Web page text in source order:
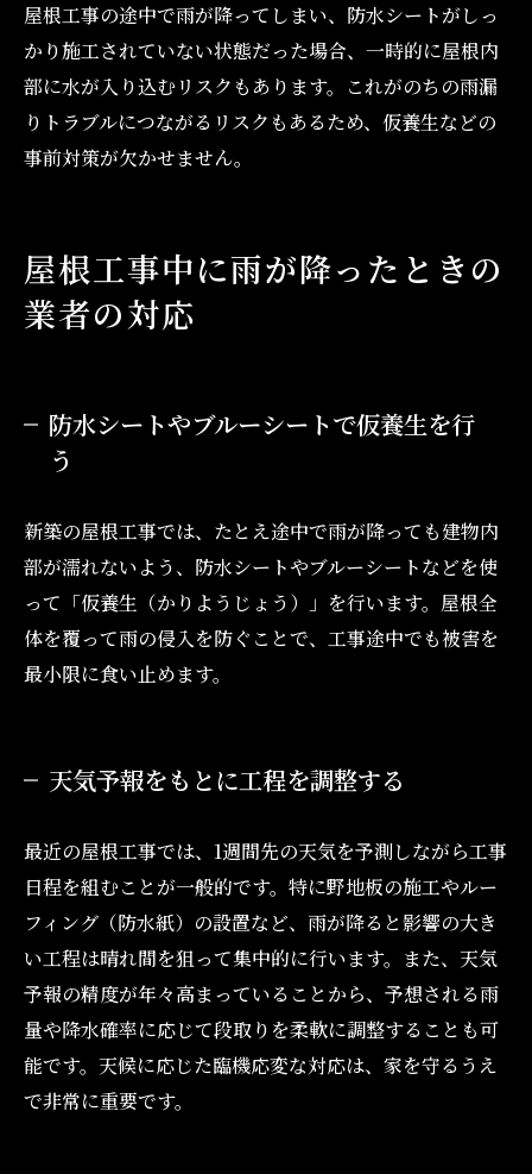
屋根工事の途中で雨が降ってしまい、防水シートがしっ
かり施工されていない状態だった場合、一時的に屋根内
部に水が入り込むリスクもあります。これがのちの雨漏
りトラブルにつながるリスクもあるため、仮養生などの
事前対策が欠かせません。
屋根工事中に雨が降ったときの
業者の対応
防水シートやブルーシートで仮養生を行
う
新築の屋根工事では、たとえ途中で雨が降っても建物内
部が濡れないよう、防水シートやブルーシートなどを使
って「仮養生（かりようじょう）」を行います。屋根全
体を覆って雨の侵入を防ぐことで、工事途中でも被害を
最小限に食い止めます。
天気予報をもとに工程を調整する
最近の屋根工事では、1週間先の天気を予測しながら工事
日程を組むことが一般的です。特に野地板の施工やルー
フィング（防水紙）の設置など、雨が降ると影響の大き
い工程は晴れ間を狙って集中的に行います。また、天気
予報の精度が年々高まっていることから、予想される雨
量や降水確率に応じて段取りを柔軟に調整することも可
能です。天候に応じた臨機応変な対応は、家を守るうえ
で非常に重要です。